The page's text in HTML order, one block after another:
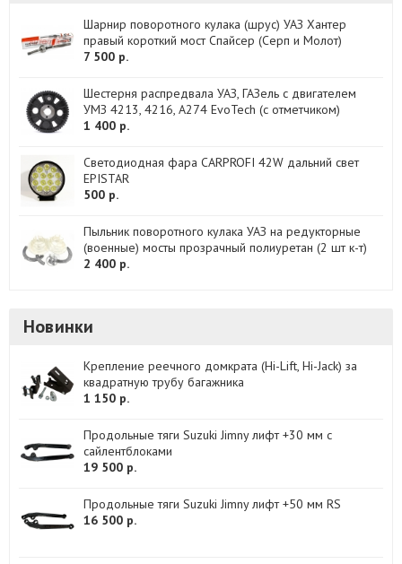
Шарнир поворотного кулака (шрус) УАЗ Хантер
правый короткий мост Спайсер (Серп и Молот)
7 500 р.
Шестерня распредвала УАЗ, ГАЗель с двигателем
УМЗ 4213, 4216, А274 EvoTech (с отметчиком)
1 400 р.
Светодиодная фара CARPROFI 42W дальний свет
EPISTAR
500 р.
Пыльник поворотного кулака УАЗ на редукторные
(военные) мосты прозрачный полиуретан (2 шт к-т)
2 400 р.
Новинки
Крепление реечного домкрата (Hi-Lift, Hi-Jack) за
квадратную трубу багажника
1 150 р.
Продольные тяги Suzuki Jimny лифт +30 мм с
сайлентблоками
19 500 р.
Продольные тяги Suzuki Jimny лифт +50 мм RS
16 500 р.